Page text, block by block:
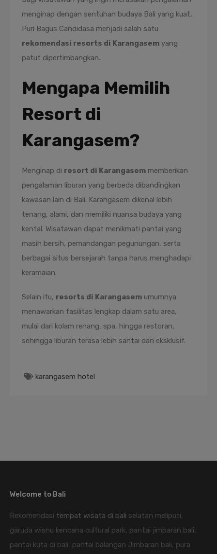
menginap dengan sentuhan budaya Bali yang kuat,
Puri Bagus Candidasa menjadi salah satu
rekomendasi resorts di Karangasem yang
patut dipertimbangkan.
Mengapa Memilih
Resort di
Karangasem?
Menginap di resort di Karangasem memberikan
pengalaman liburan yang berbeda dibandingkan
kawasan lain di Bali. Karangasem dikenal lebih
tenang, alami, dan memiliki nuansa budaya yang
kental. Wisatawan dapat menikmati pantai yang
masih bersih, pemandangan pegunungan, serta
berbagai situs bersejarah tanpa harus menghadapi
keramaian.
Selain itu, resorts di Karangasem umumnya
menawarkan fasilitas lengkap dalam satu area,
mulai dari kolam renang, spa, hingga restoran,
sehingga liburan terasa lebih santai dan eksklusif.
karangasem hotel
Welcome to Bali
Rekomendasi tempat wisata di bali selatan meliputi,
garuda wisnu kencana cultural park, pantai jimbaran bali,
pantai kuta di bali, pantai balangan Jimbaran bali, pura